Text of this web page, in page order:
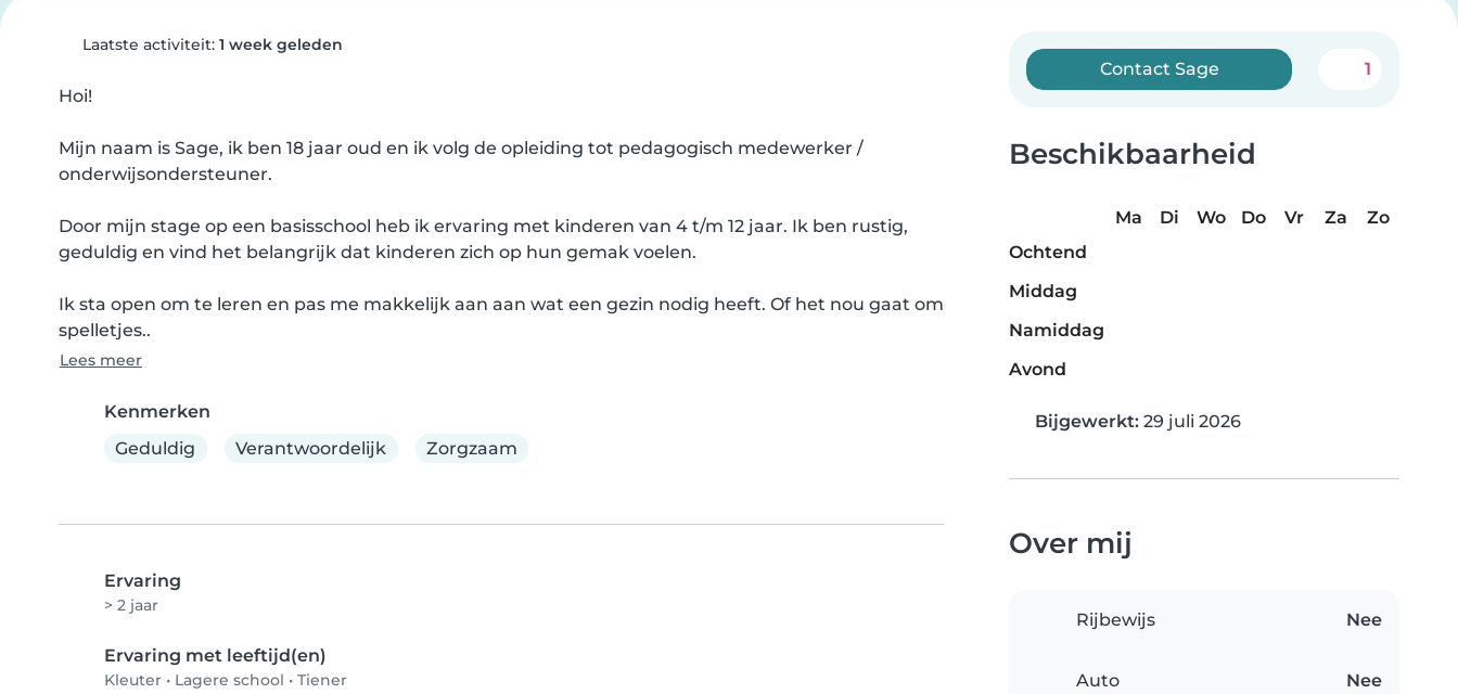
Laatste activiteit: 1 week geleden
Hoi!
Mijn naam is Sage, ik ben 18 jaar oud en ik volg de opleiding tot pedagogisch medewerker /
onderwijsondersteuner.
Door mijn stage op een basisschool heb ik ervaring met kinderen van 4 t/m 12 jaar. Ik ben rustig,
geduldig en vind het belangrijk dat kinderen zich op hun gemak voelen.
Ik sta open om te leren en pas me makkelijk aan aan wat een gezin nodig heeft. Of het nou gaat om
spelletjes..
Lees meer
Kenmerken
Geduldig
Verantwoordelijk Zorgzaam
Ervaring
> 2 jaar
Ervaring met leeftijd(en)
Kleuter • Lagere school • Tiener
Contact Sage 1
Beschikbaarheid
Ma Di Wo Do Vr Za
Zo
Ochtend
Middag
Namiddag
Avond
Bijgewerkt: 29 juli 2026
Over mij
Rijbewijs Nee
Auto Nee